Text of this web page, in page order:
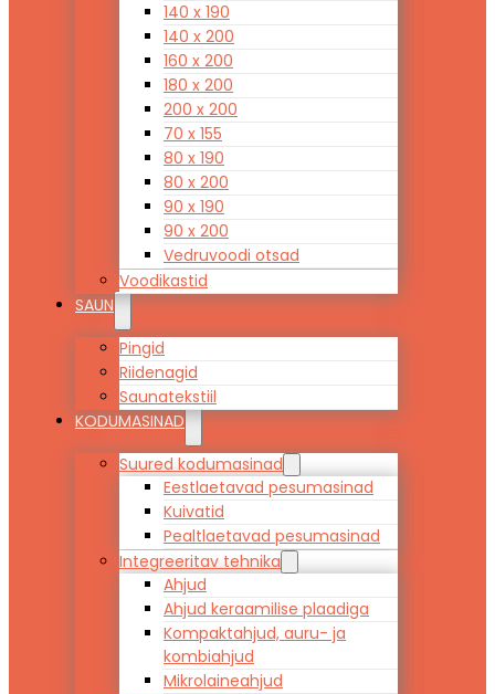
140 x 190
140 x 200
160 x 200
180 x 200
200 x 200
70 x 155
80 x 190
80 x 200
90 x 190
90 x 200
Vedruvoodi otsad
Voodikastid
SAUN
Pingid
Riidenagid
Saunatekstiil
KODUMASINAD
Suured kodumasinad
Eestlaetavad pesumasinad
Kuivatid
Pealtlaetavad pesumasinad
Integreeritav tehnika
Ahjud
Ahjud keraamilise plaadiga
Kompaktahjud, auru- ja
kombiahjud
Mikrolaineahjud